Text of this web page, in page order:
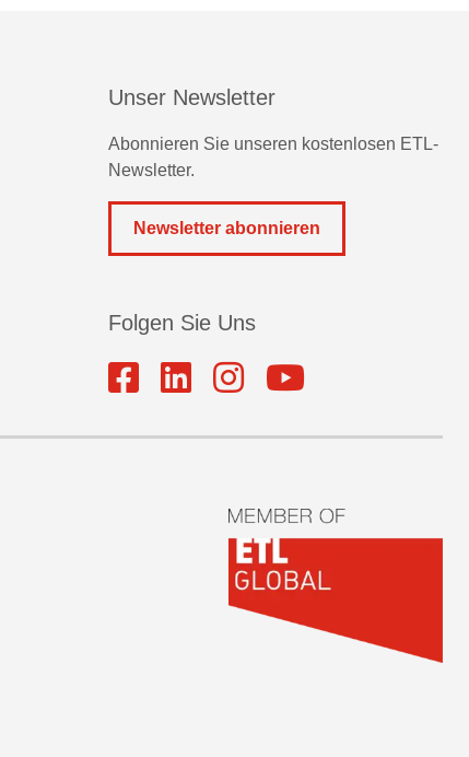
Unser Newsletter
Abonnieren Sie unseren kostenlosen ETL-
Newsletter.
Newsletter abonnieren
Folgen Sie Uns